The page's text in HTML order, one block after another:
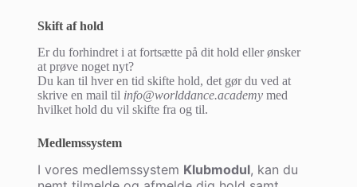
Skift af hold
Er du forhindret i at fortsætte på dit hold eller ønsker
at prøve noget nyt?
Du kan til hver en tid skifte hold, det gør du ved at
skrive en mail til info@worlddance.academy med
hvilket hold du vil skifte fra og til.
Medlemssystem
I vores medlemssystem Klubmodul, kan du